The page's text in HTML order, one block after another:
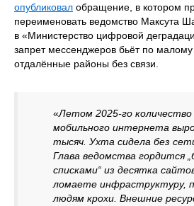
опубликовал обращение, в котором
переименовать ведомство Максута
в «Министерство цифровой
запрет мессенджеров бьёт по малому
отдалённые районы без связи.
«Летом 2025-го
мобильного интернета
тысяч. Ухта сидела без
Глава ведомства гордится
списками“ из десятка
ломаете инфраструктуру,
людям крохи. Внешние